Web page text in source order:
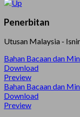
Penerbitan
Utusan Malaysia -
Bahan Bacaan dan
Download
Preview
Bahan Bacaan dan
Download
Preview